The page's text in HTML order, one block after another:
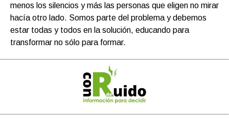
menos los silencios y más las personas que eligen no mirar
hacía otro lado. Somos parte del problema y debemos
estar todas y todos en la solución, educando para
transformar no sólo para formar.